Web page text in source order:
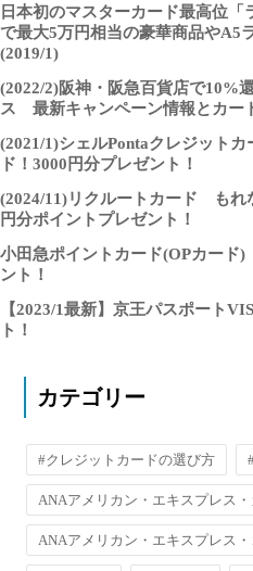
日本初のマスターカード最高位
で最大5万円相当の豪華商品やA5
(2019/1)
(2022/2)阪神・阪急百貨店で10%
ス 最新キャンペーン情報とカー
(2021/1)シェルPontaクレジット
ド！3000円分プレゼント！
(2024/11)リクルートカード もれ
円分ポイントプレゼント！
小田急ポイントカード(OPカー
ント！
【2023/1最新】京王パスポート
ト！
カテゴリー
#クレジットカードの選び方
ANAアメリカン・エキスプレス
ANAアメリカン・エキスプレス